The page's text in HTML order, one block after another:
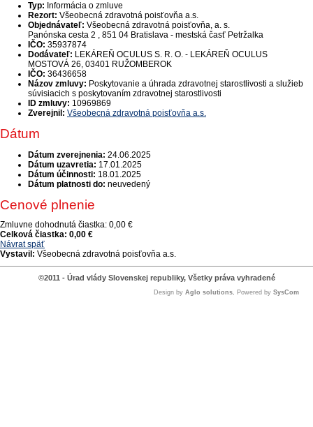
Typ: Informácia o zmluve
Rezort: Všeobecná zdravotná poisťovňa a.s.
Objednávateľ: Všeobecná zdravotná poisťovňa, a. s.
Panónska cesta 2 , 851 04 Bratislava - mestská časť Petržalka
IČO: 35937874
Dodávateľ: LEKÁREŇ OCULUS S. R. O. - LEKÁREŇ OCULUS
MOSTOVÁ 26, 03401 RUŽOMBEROK
IČO: 36436658
Názov zmluvy: Poskytovanie a úhrada zdravotnej starostlivosti a služieb
súvisiacich s poskytovaním zdravotnej starostlivosti
ID zmluvy: 10969869
Zverejnil: Všeobecná zdravotná poisťovňa a.s.
Dátum
Dátum zverejnenia: 24.06.2025
Dátum uzavretia: 17.01.2025
Dátum účinnosti: 18.01.2025
Dátum platnosti do: neuvedený
Cenové plnenie
Zmluvne dohodnutá čiastka: 0,00 €
Celková čiastka: 0,00 €
Návrat späť
Vystavil: Všeobecná zdravotná poisťovňa a.s.
©2011 - Úrad vlády Slovenskej republiky, Všetky práva vyhradené
Design by Aglo solutions, Powered by SysCom